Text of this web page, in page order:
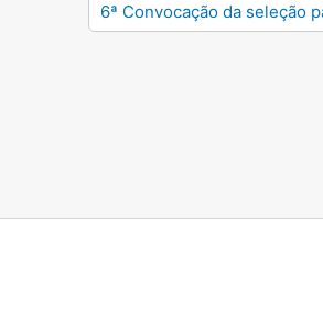
6ª Convocação da seleção